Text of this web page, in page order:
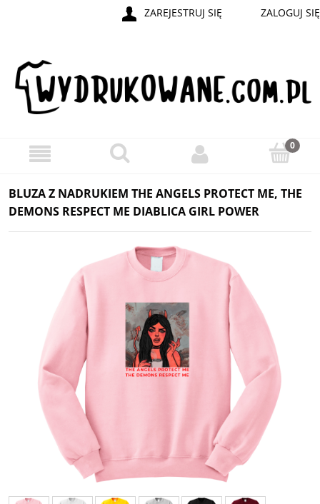
ZAREJESTRUJ SIĘ ZALOGUJ SIĘ
BLUZA Z NADRUKIEM THE ANGELS PROTECT ME, THE
DEMONS RESPECT ME DIABLICA GIRL POWER